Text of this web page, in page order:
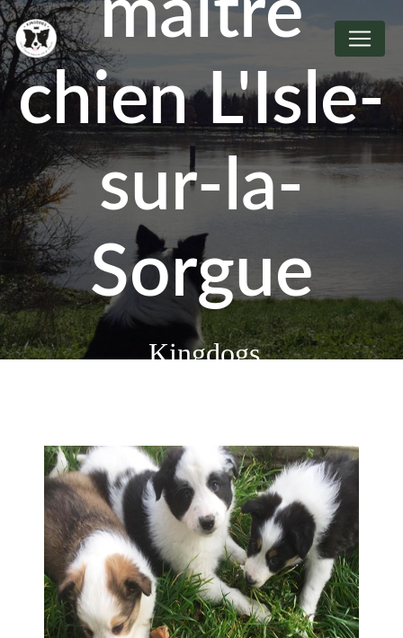
maître
chien L'Isle-
sur-la-
Sorgue
Kingdogs
Panneau de gestion des cookies